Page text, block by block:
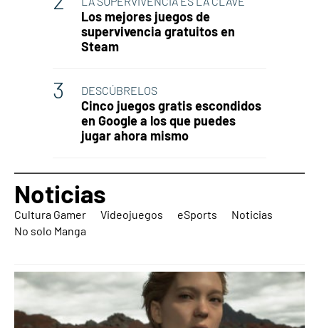
Los mejores juegos de
supervivencia gratuitos en
Steam
DESCÚBRELOS
Cinco juegos gratis escondidos
en Google a los que puedes
jugar ahora mismo
Noticias
Cultura Gamer Videojuegos eSports
Noticias
No solo Manga